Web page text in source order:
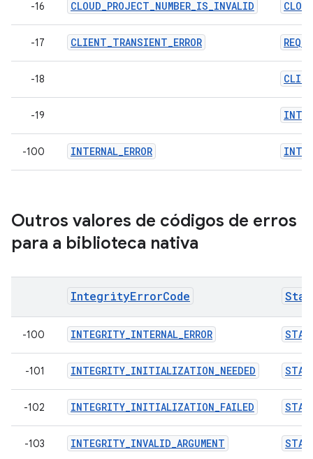
-16 CLOUD_PROJECT_NUMBER_IS_INVALID
-17 CLIENT_TRANSIENT_ERROR
-18
-19
-100 INTERNAL_ERROR
Outros valores de códigos de erros
para a biblioteca nativa
IntegrityErrorCode
-100 INTEGRITY_INTERNAL_ERROR
-101 INTEGRITY_INITIALIZATION_NEEDED
-102 INTEGRITY_INITIALIZATION_FAILED
-103 INTEGRITY_INVALID_ARGUMENT